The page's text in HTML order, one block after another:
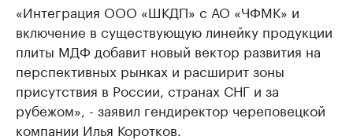
«Интеграция ООО «ШКДП» с АО «ЧФМК» и
включение в существующую линейку продукции
плиты МДФ добавит новый вектор развития на
перспективных рынках и расширит зоны
присутствия в России, странах СНГ и за
рубежом», - заявил гендиректор череповецкой
компании Илья Коротков.